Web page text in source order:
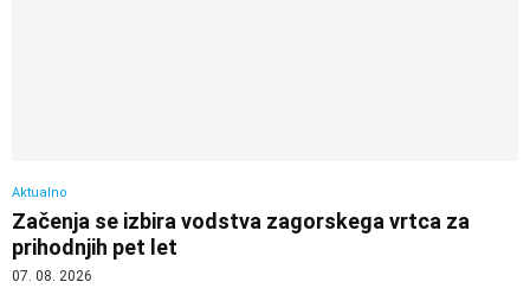
Aktualno
Začenja se izbira vodstva zagorskega vrtca za
prihodnjih pet let
07. 08. 2026